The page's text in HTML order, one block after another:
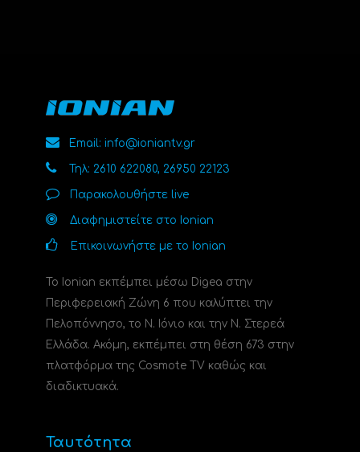
Email: info@ioniantv.gr
Τηλ: 2610 622080, 26950 22123
Παρακολουθήστε live
Διαφημιστείτε στο Ionian
Επικοινωνήστε με το Ionian
Το Ionian εκπέμπει μέσω Digea στην
Περιφερειακή Ζώνη 6 που καλύπτει την
Πελοπόννησο, το N. Ιόνιο και την Ν. Στερεά
Ελλάδα. Ακόμη, εκπέμπει στη θέση 673 στην
πλατφόρμα της Cosmote TV καθώς και
διαδικτυακά.
Ταυτότητα